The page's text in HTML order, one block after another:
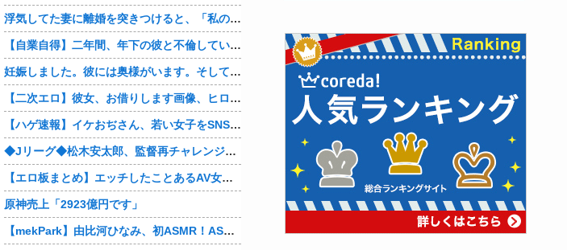
浮気してた妻に離婚を突きつけると、「私の人生はどうなるのよぉ！」とｗ これが妻の最後のセリフだったとさｗｗ
【自業自得】二年間、年下の彼と不倫していましたが、結局は騙されていて彼はお金だけが目的でした。結局主人にもバレて家を追い出されました。彼に復讐したいです。
妊娠しました。彼には奥様がいます。そして私にも夫がいます。彼と一緒になりたかった… 今は何も無かった顔をして生きています。せっかく授かった初めての子供を杀殳しておきながら
【二次エロ】彼女、お借りします画像、ヒロイン全員かわいすぎる件ｗ
【ハゲ速報】イケおぢさん、若い女子をSNSで募集した結果（画像あり）
◆Jリーグ◆松木安太郎、監督再チャレンジに意欲「一応ライセンスも持っているので」 ヴェルディ川崎の監督時代には2連覇を達成
【エロ板まとめ】エッチしたことあるAV女優教えろ
原神売上「2923億円です」
【mekPark】由比河ひなみ、初ASMR！ASMRの伸び代あるよ他